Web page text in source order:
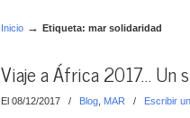
Inicio → Etiqueta: mar solidaridad
Viaje a África 2017… Un
El 08/12/2017 / Blog MAR / Escribir